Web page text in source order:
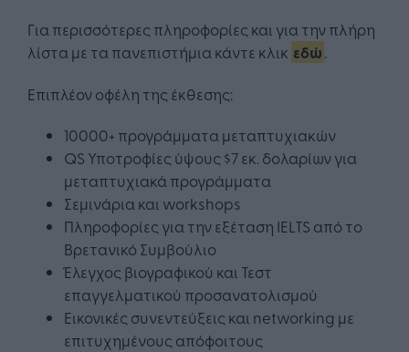
Για περισσότερες πληροφορίες και για την πλήρη
λίστα με τα πανεπιστήμια κάντε κλικ εδώ.
Επιπλέον οφέλη της έκθεσης:
10000+ προγράμματα μεταπτυχιακών
QS Υποτροφίες ύψους $7 εκ. δολαρίων για
μεταπτυχιακά προγράμματα
Σεμινάρια και workshops
Πληροφορίες για την εξέταση IELTS από το
Βρετανικό Συμβούλιο
Έλεγχος βιογραφικού και Τεστ
επαγγελματικού προσανατολισμού
Εικονικές συνεντεύξεις και networking με
επιτυχημένους απόφοιτους